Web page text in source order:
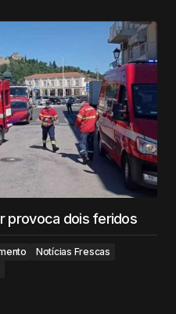
provoca dois feridos
Notícias Frescas